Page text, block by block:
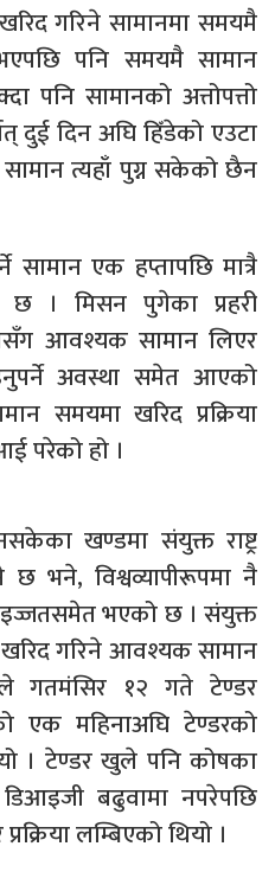
गरिने सामानमा समयमै
पनि समयमै सामान
पनि सामानको अत्तोपत्तो
दुई दिन अघि हिँडेको एउटा
त्यहाँ पुग्न सकेको छैन
सामान एक हप्तापछि मात्रै
। मिसन पुगेका प्रहरी
आवश्यक सामान लिएर
अवस्था समेत आएको
समयमा खरिद प्रक्रिया
परेको हो ।
खण्डमा संयुक्त राष्ट्र
भने, विश्वव्यापीरूपमा नै
भएको छ । संयुक्त
खरिद गरिने आवश्यक सामान
गतमंसिर १२ गते टेण्डर
एक महिनाअघि टेण्डरको
। टेण्डर खुले पनि कोषका
बढुवामा नपरेपछि
लम्बिएको थियो ।